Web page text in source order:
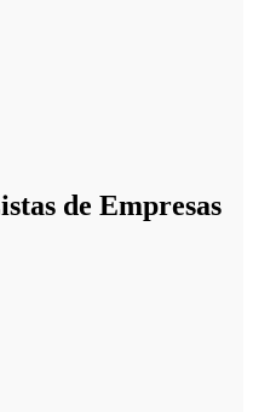
de Empresas